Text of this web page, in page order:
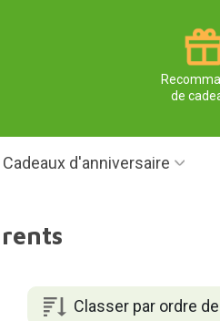
de
Cadeaux d'anniversaire
Classer par ordre